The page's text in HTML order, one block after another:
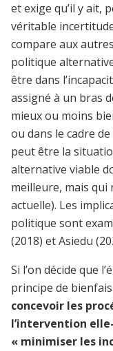
et exige qu’il y ait,
véritable
compare aux
politique
être dans
assigné à un bras
mieux ou moins
ou dans le cadre
peut être la
alternative viable
meilleure, mais
actuelle). Les
politique sont
(2018) et Asiedu
Si l’on décide que
principe de
concevoir les
l’intervention
« minimiser les